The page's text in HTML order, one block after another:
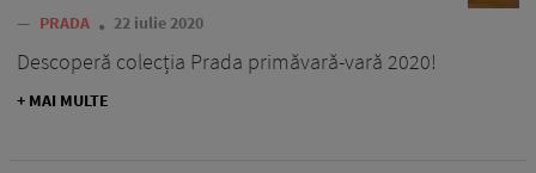
— PRADA 22 iulie 2020
Descoperă colecția Prada primăvară-vară 2020!
+ MAI MULTE